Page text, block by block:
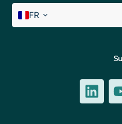
FR